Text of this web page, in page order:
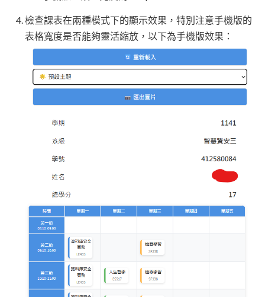
檢查課表在兩種模式下的顯示效果，特別注意手機版的
表格寬度是否能夠靈活縮放，以下為手機版效果：